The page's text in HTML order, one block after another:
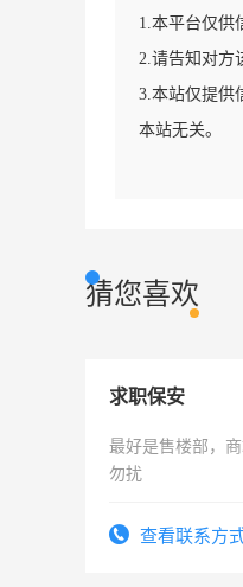
1.本平台仅供
2.请告知对方
3.本站仅提供
本站无关。
猜您喜欢
求职保安
最好是售楼部，
勿扰
查看联系方